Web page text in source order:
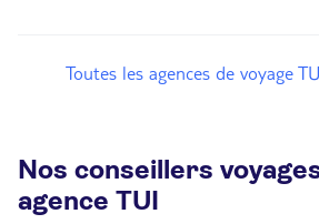
Toutes les agences de voyage
Nos conseillers
agence TUI